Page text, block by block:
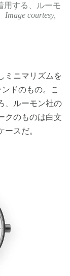
用する、ルーモ
Image courtesy,
ミニマリズムを
ドのもの。こ
、ルーモン社の
クのものは白文
スだ。